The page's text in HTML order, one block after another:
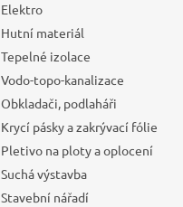
Elektro
Hutní materiál
Tepelné izolace
Vodo-topo-kanalizace
Obkladači, podlaháři
Krycí pásky a zakrývací fólie
Pletivo na ploty a oplocení
Suchá výstavba
Stavební nářadí